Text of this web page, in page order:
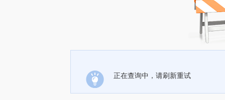
正在查询中，请刷新重试